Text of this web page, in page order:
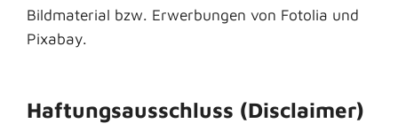
Bildmaterial bzw. Erwerbungen von Fotolia und
Pixabay.
Haftungsausschluss (Disclaimer)